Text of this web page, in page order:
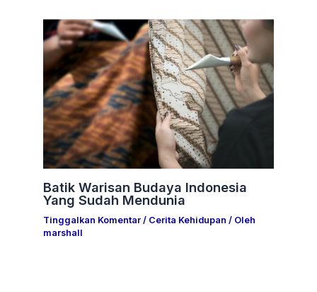
Batik Warisan Budaya Indonesia
Yang Sudah Mendunia
Tinggalkan Komentar / Cerita Kehidupan / Oleh
marshall